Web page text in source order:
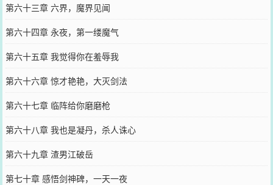
第六十三章 六界，魔界见闻
第六十四章 永夜，第一缕魔气
第六十五章 我觉得你在羞辱我
第六十六章 惊才艳艳，大灭剑法
第六十七章 临阵给你磨磨枪
第六十八章 我也是凝丹，杀人诛心
第六十九章 渣男江破岳
第七十章 感悟剑神碑，一天一夜